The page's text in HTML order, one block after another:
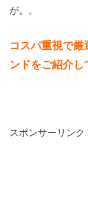
が。。
コスパ重視で厳
ンドをご紹介し
スポンサーリンク